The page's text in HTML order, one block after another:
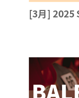
[3月] 2025